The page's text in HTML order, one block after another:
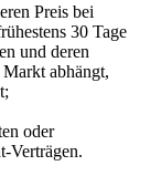
Preis bei
30 Tage
und deren
abhängt,
oder
Verträgen.